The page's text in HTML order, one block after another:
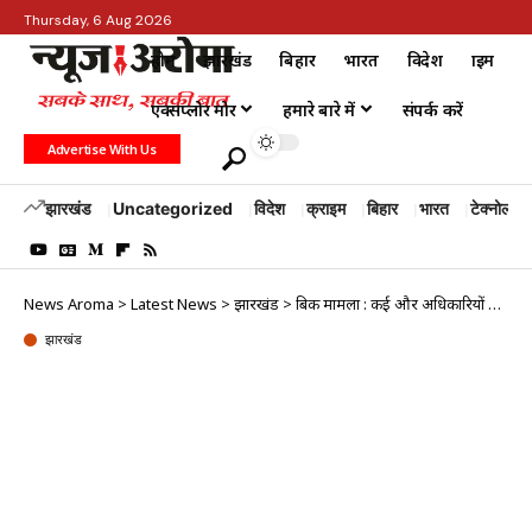
Thursday, 6 Aug 2026
होम झारखंड बिहार भारत विदेश क्राइम
एक्सप्लोर मोर हमारे बारे में संपर्क करें
Advertise With Us
झारखंड Uncategorized विदेश क्राइम बिहार भारत टेक्नोलॉजी
News Aroma > Latest News > झारखंड > बिकरू मामला : कई और अधिकारियों के खिलाफ हो सकती है कार्रवाई
झारखंड